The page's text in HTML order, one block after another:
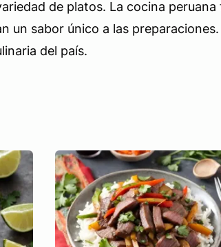
de platos. La cocina
un sabor único a las
del país.